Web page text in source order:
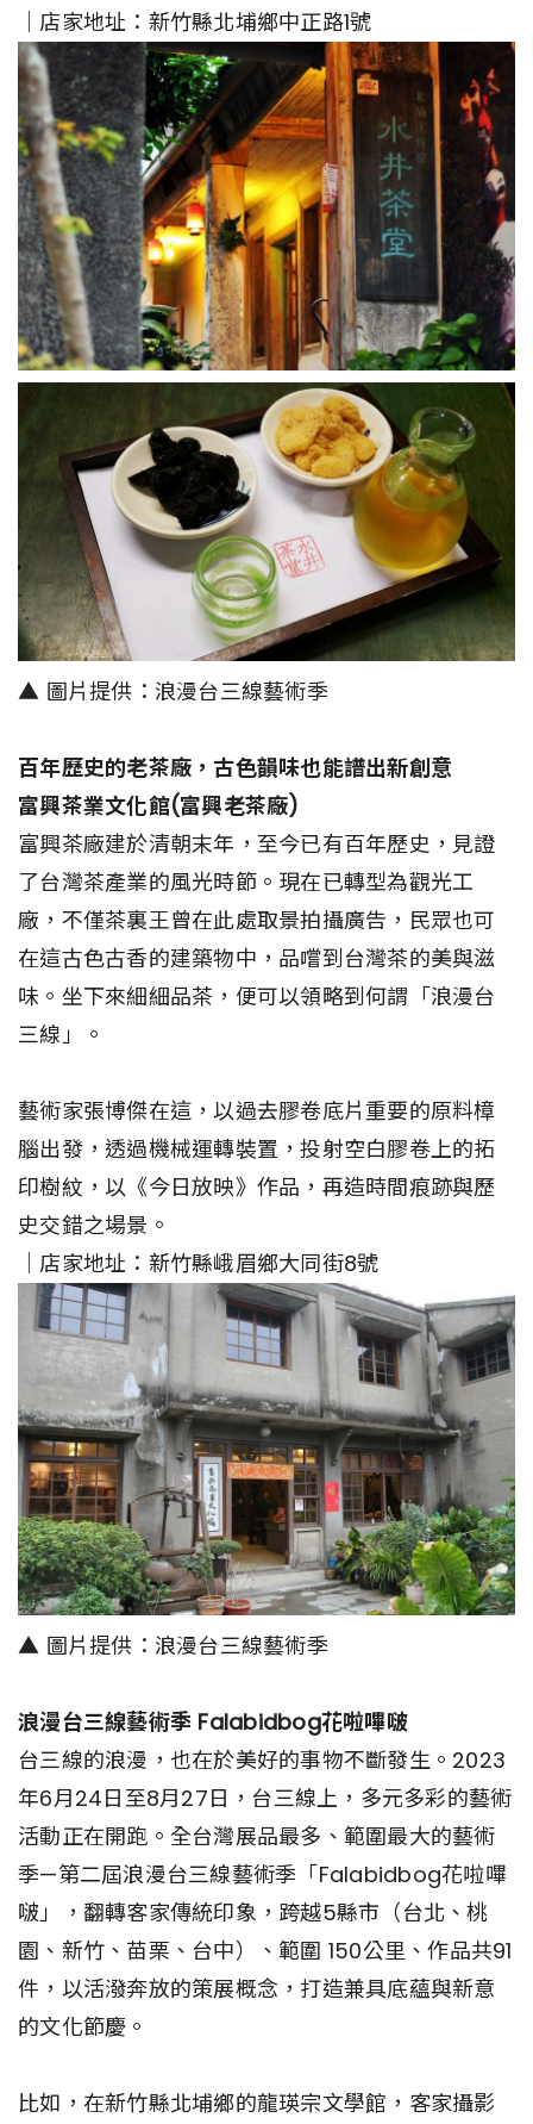
｜店家地址：新竹縣北埔鄉中正路1號
▲ 圖片提供：浪漫台三線藝術季
百年歷史的老茶廠，古色韻味也能譜出新創意
富興茶業文化館(富興老茶廠)
富興茶廠建於清朝末年，至今已有百年歷史，見證
了台灣茶產業的風光時節。現在已轉型為觀光工
廠，不僅茶裏王曾在此處取景拍攝廣告，民眾也可
在這古色古香的建築物中，品嚐到台灣茶的美與滋
味。坐下來細細品茶，便可以領略到何謂「浪漫台
三線」。
藝術家張博傑在這，以過去膠卷底片重要的原料樟
腦出發，透過機械運轉裝置，投射空白膠卷上的拓
印樹紋，以《今日放映》作品，再造時間痕跡與歷
史交錯之場景。
｜店家地址：新竹縣峨眉鄉大同街8號
▲ 圖片提供：浪漫台三線藝術季
浪漫台三線藝術季 Falabidbog花啦嗶啵
台三線的浪漫，也在於美好的事物不斷發生。2023
年6月24日至8月27日，台三線上，多元多彩的藝術
活動正在開跑。全台灣展品最多、範圍最大的藝術
季—第二屆浪漫台三線藝術季「Falabidbog花啦嗶
啵」，翻轉客家傳統印象，跨越5縣市（台北、桃
園、新竹、苗栗、台中）、範圍 150公里、作品共91
件，以活潑奔放的策展概念，打造兼具底蘊與新意
的文化節慶。
比如，在新竹縣北埔鄉的龍瑛宗文學館，客家攝影